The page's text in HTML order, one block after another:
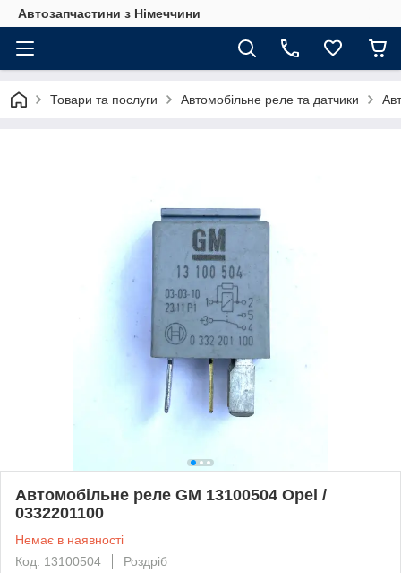
Автозапчастини з Німеччини
Товари та послуги Автомобільне реле та датчики
Автомобільне реле GM 13100504 Opel /
0332201100
Немає в наявності
Код: 13100504
Роздріб